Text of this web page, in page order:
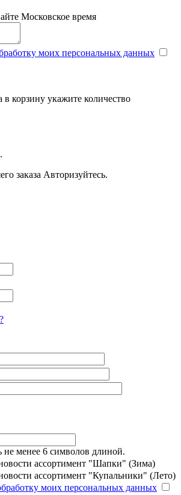
Московское время
моих персональных данных
в корзину укажите количество
заказа Авторизуйтесь.
менее 6 символов длиной.
ассортимент "Шапки" (Зима)
ассортимент "Купальники" (Лето)
моих персональных данных